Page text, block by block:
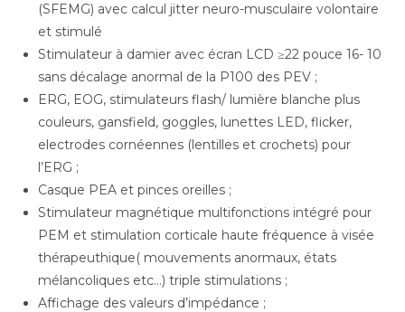
(SFEMG) avec calcul jitter neuro-musculaire volontaire
et stimulé
Stimulateur à damier avec écran LCD ≥22 pouce 16- 10
sans décalage anormal de la P100 des PEV ;
ERG, EOG, stimulateurs flash/ lumière blanche plus
couleurs, gansfield, goggles, lunettes LED, flicker,
electrodes cornéennes (lentilles et crochets) pour
l’ERG ;
Casque PEA et pinces oreilles ;
Stimulateur magnétique multifonctions intégré pour
PEM et stimulation corticale haute fréquence à visée
thérapeuthique( mouvements anormaux, états
mélancoliques etc…) triple stimulations ;
Affichage des valeurs d’impédance ;